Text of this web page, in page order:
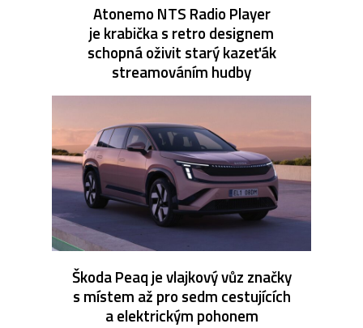
Atonemo NTS Radio Player
je krabička s retro designem
schopná oživit starý kazeťák
streamováním hudby
Škoda Peaq je vlajkový vůz značky
s místem až pro sedm cestujících
a elektrickým pohonem